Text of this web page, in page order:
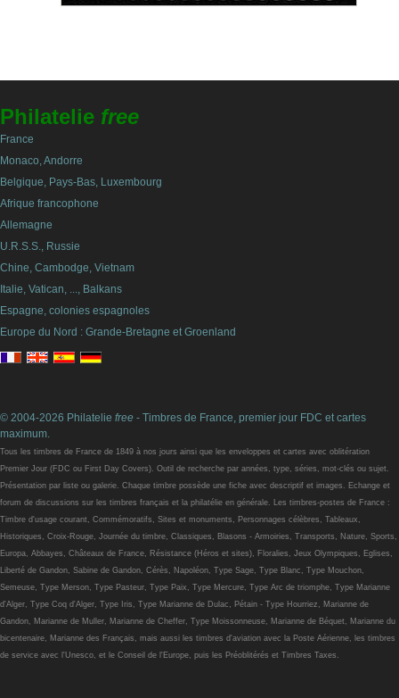
Philatelie free
France
Monaco, Andorre
Belgique, Pays-Bas, Luxembourg
Afrique francophone
Allemagne
U.R.S.S., Russie
Chine, Cambodge, Vietnam
Italie, Vatican, ..., Balkans
Espagne, colonies espagnoles
Europe du Nord : Grande-Bretagne et Groenland
© 2004-2026 Philatelie free - Timbres de France, premier jour FDC et cartes
maximum.
Tous les timbres de France de 1849 à nos jours ainsi que les enveloppes et cartes avec oblitération
Premier Jour (FDC ou First Day Covers). Outil de recherche par années, type, séries, mot-clés ou sujet.
Présentation par liste ou galerie. Chaque timbre possède une fiche avec descriptif et images. Echange et
forum de discussions sur les timbres français et la philatélie en générale. Les timbres-postes de France :
Timbre d'usage courant, Commémoratifs, Sites et monuments, Personnages célèbres, Tableaux,
Historiques, Croix-Rouge, Journée du timbre, Classiques, Blasons - Armoiries, Transports, Nature, Sports,
Europa, Abbayes, Châteaux de France, Résistance (Héros et sites), Floralies, Jeux Olympiques, Eglises,
Liberté de Gandon, Sabine de Gandon, Cérès, Napoléon, Type Sage, Type Blanc, Type Mouchon,
Semeuse, Type Merson, Type Pasteur, Type Paix, Type Mercure, Type Arc de triomphe, Type Marianne
d'Alger, Type Coq d'Alger, Type Iris, Type Marianne de Dulac, Pétain - Type Hourriez, Marianne de
Gandon, Marianne de Muller, Marianne de Cheffer, Type Moissonneuse, Marianne de Béquet, Marianne du
bicentenaire, Marianne des Français, mais aussi les timbres d'aviation avec la Poste Aérienne, les timbres
de service avec l'Unesco, et le Conseil de l'Europe, puis les Préoblitérés et Timbres Taxes.